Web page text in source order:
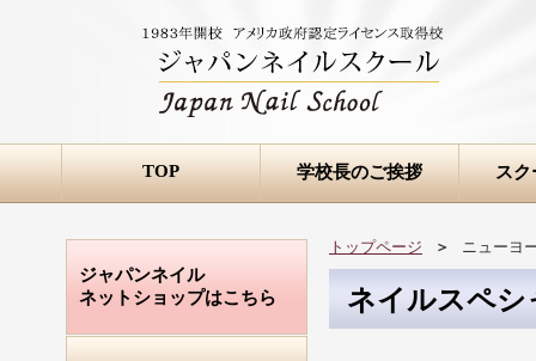
TOP 学校長のご挨拶 ス
トップページ ＞ ニューヨ
ネイルスペ
ジャパンネイル
ネットショップはこちら